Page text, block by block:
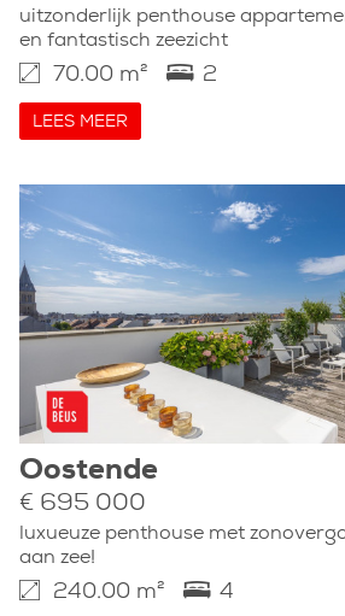
uitzonderlijk penthouse
en fantastisch zeezicht
70.00 m² 2
LEES MEER
Oostende
€ 695 000
luxueuze penthouse met
aan zee!
240.00 m² 4